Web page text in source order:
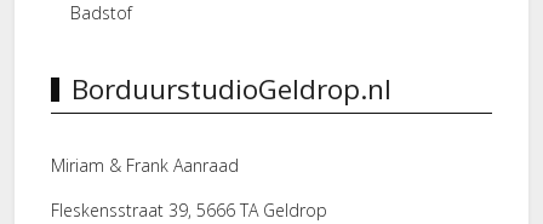
Badstof
BorduurstudioGeldrop.nl
Miriam & Frank Aanraad
Fleskensstraat 39, 5666 TA Geldrop